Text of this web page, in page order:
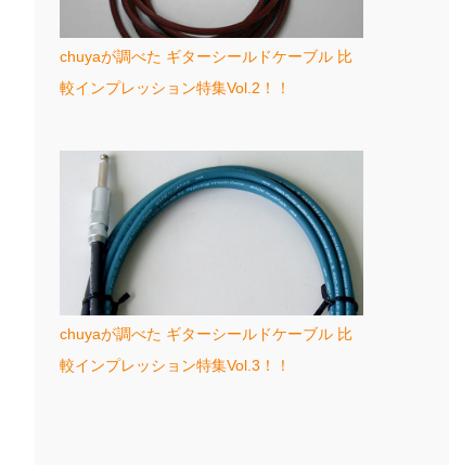
chuyaが調べた ギターシールドケーブル 比
較インプレッション特集Vol.2！！
chuyaが調べた ギターシールドケーブル 比
較インプレッション特集Vol.3！！